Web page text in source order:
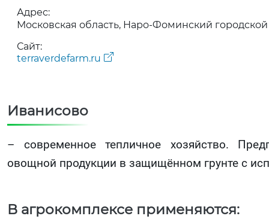
Адрес:
Московская область, Наро-Фоминский городской
Сайт:
terraverdefarm.ru
Иванисово
– современное тепличное хозяйство.
овощной продукции в защищённом грунте с
В агрокомплексе применяются: